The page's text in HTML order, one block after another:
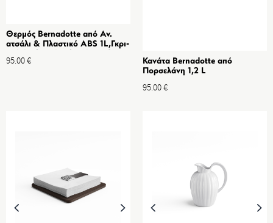
Θερμός Bernadotte από Αν.
ατσάλι & Πλαστικό ABS 1L,Γκρι-
Bernadotte
95.00€
Κανάτα Bernadotte από
Πορσελάνη 1,2 L
95.00€